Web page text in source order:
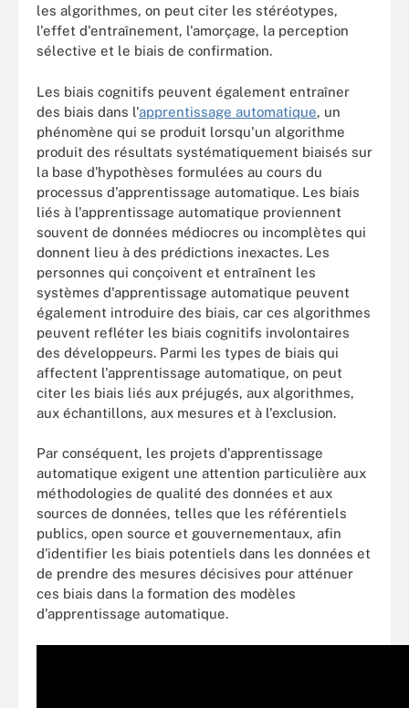
les algorithmes, on peut citer les stéréotypes,
l'effet d'entraînement, l'amorçage, la perception
sélective et le biais de confirmation.
Les biais cognitifs peuvent également entraîner
des biais dans l'apprentissage automatique, un
phénomène qui se produit lorsqu'un algorithme
produit des résultats systématiquement biaisés sur
la base d'hypothèses formulées au cours du
processus d'apprentissage automatique. Les biais
liés à l'apprentissage automatique proviennent
souvent de données médiocres ou incomplètes qui
donnent lieu à des prédictions inexactes. Les
personnes qui conçoivent et entraînent les
systèmes d'apprentissage automatique peuvent
également introduire des biais, car ces algorithmes
peuvent refléter les biais cognitifs involontaires
des développeurs. Parmi les types de biais qui
affectent l'apprentissage automatique, on peut
citer les biais liés aux préjugés, aux algorithmes,
aux échantillons, aux mesures et à l'exclusion.
Par conséquent, les projets d'apprentissage
automatique exigent une attention particulière aux
méthodologies de qualité des données et aux
sources de données, telles que les référentiels
publics, open source et gouvernementaux, afin
d'identifier les biais potentiels dans les données et
de prendre des mesures décisives pour atténuer
ces biais dans la formation des modèles
d'apprentissage automatique.